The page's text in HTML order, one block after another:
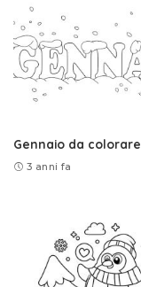
Gennaio da colorare
3 anni fa